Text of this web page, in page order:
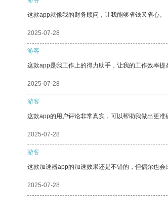
这款app就像我的财务顾问，让我能够省钱又省心。
2025-07-28
游客
这款app是我工作上的得力助手，让我的工作效率提
2025-07-28
游客
这款app的用户评论非常真实，可以帮助我做出更准
2025-07-28
游客
这款加速器app的加速效果还是不错的，但偶尔也会
2025-07-28